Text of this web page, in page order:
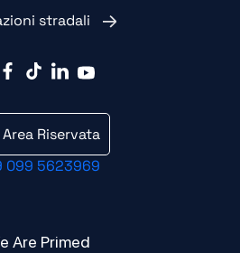
stradali
Area Riservata
099 5623969
Are Primed